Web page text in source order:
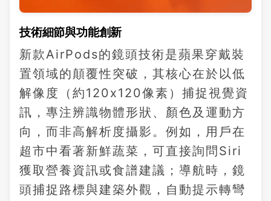
技術細節與功能創新
新款AirPods的鏡頭技術是蘋果穿戴裝
置領域的顛覆性突破，其核心在於以低
解像度（約120x120像素）捕捉視覺資
訊，專注辨識物體形狀、顏色及運動方
向，而非高解析度攝影。例如，用戶在
超市中看著新鮮蔬菜，可直接詢問Siri
獲取營養資訊或食譜建議；導航時，鏡
頭捕捉路標與建築外觀，自動提示轉彎